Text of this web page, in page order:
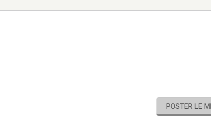
POSTER LE